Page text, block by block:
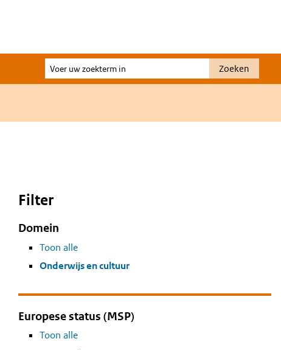
Voer
uw
Zoeken
Filter
Domein
Toon alle
Onderwijs en cultuur
Europese status (MSP)
Toon alle